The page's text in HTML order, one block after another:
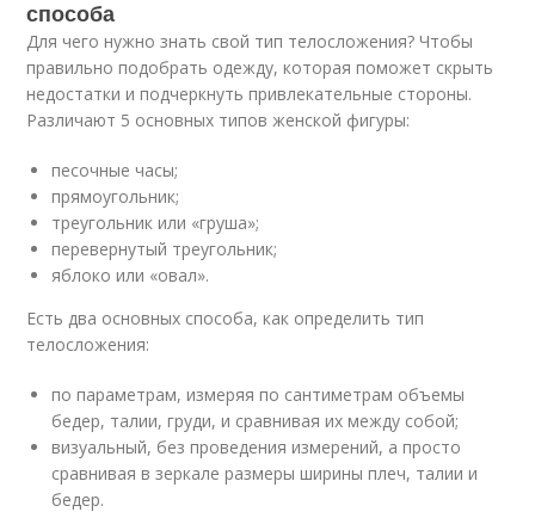
способа
Для чего нужно знать свой тип телосложения? Чтобы
правильно подобрать одежду, которая поможет скрыть
недостатки и подчеркнуть привлекательные стороны.
Различают 5 основных типов женской фигуры:
песочные часы;
прямоугольник;
треугольник или «груша»;
перевернутый треугольник;
яблоко или «овал».
Есть два основных способа, как определить тип
телосложения:
по параметрам, измеряя по сантиметрам объемы
бедер, талии, груди, и сравнивая их между собой;
визуальный, без проведения измерений, а просто
сравнивая в зеркале размеры ширины плеч, талии и
бедер.